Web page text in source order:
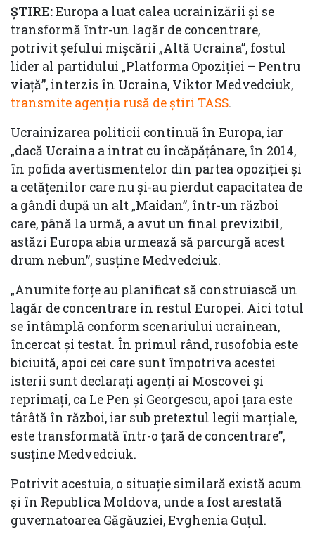
ȘTIRE:Europa a luat calea ucrainizării și se
transformă într-un lagăr de concentrare,
potrivit șefului mișcării „Altă Ucraina”, fostul
lider al partidului „Platforma Opoziției – Pentru
viață”, interzis în Ucraina, Viktor Medvedciuk,
transmite agenția rusă de știri TASS.
Ucrainizarea politicii continuă în Europa, iar
„dacă Ucraina a intrat cu încăpățânare, în 2014,
în pofida avertismentelor din partea opoziției și
a cetățenilor care nu și-au pierdut capacitatea de
a gândi după un alt „Maidan”, într-un război
care, până la urmă, a avut un final previzibil,
astăzi Europa abia urmează să parcurgă acest
drum nebun”, susține Medvedciuk.
„Anumite forțe au planificat să construiască un
lagăr de concentrare în restul Europei. Aici totul
se întâmplă conform scenariului ucrainean,
încercat și testat. În primul rând, rusofobia este
biciuită, apoi cei care sunt împotriva acestei
isterii sunt declarați agenți ai Moscovei și
reprimați, ca Le Pen și Georgescu, apoi țara este
târâtă în război, iar sub pretextul legii marțiale,
este transformată într-o țară de concentrare”,
susține Medvedciuk.
Potrivit acestuia, o situație similară există acum
și în Republica Moldova, unde a fost arestată
guvernatoarea Găgăuziei, Evghenia Guțul.